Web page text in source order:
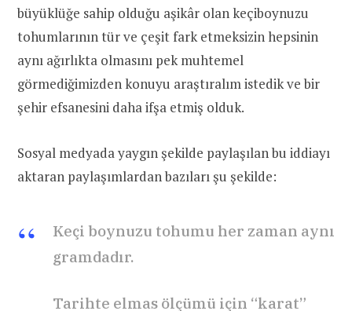
büyüklüğe sahip olduğu aşikâr olan keçiboynuzu
tohumlarının tür ve çeşit fark etmeksizin hepsinin
aynı ağırlıkta olmasını pek muhtemel
görmediğimizden konuyu araştıralım istedik ve bir
şehir efsanesini daha ifşa etmiş olduk.
Sosyal medyada yaygın şekilde paylaşılan bu iddiayı
aktaran paylaşımlardan bazıları şu şekilde:
Keçi boynuzu tohumu her zaman aynı
gramdadır.
Tarihte elmas ölçümü için “karat”